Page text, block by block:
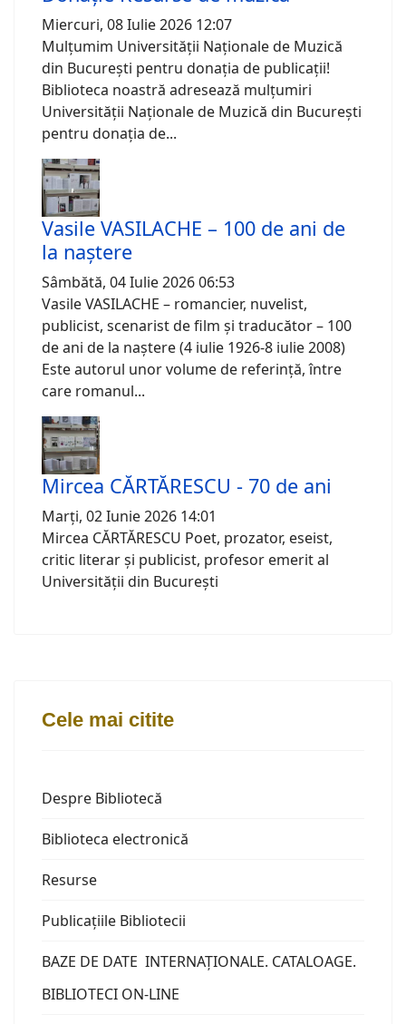
Miercuri, 08 Iulie 2026 12:07
Mulțumim Universității Naționale de Muzică
din București pentru donația de publicații!
Biblioteca noastră adresează mulțumiri
Universității Naționale de Muzică din București
pentru donația de...
Vasile VASILACHE – 100 de ani de
la naștere
Sâmbătă, 04 Iulie 2026 06:53
Vasile VASILACHE – romancier, nuvelist,
publicist, scenarist de film și traducător – 100
de ani de la naștere (4 iulie 1926-8 iulie 2008)
Este autorul unor volume de referință, între
care romanul...
Mircea CĂRTĂRESCU - 70 de ani
Marți, 02 Iunie 2026 14:01
Mircea CĂRTĂRESCU Poet, prozator, eseist,
critic literar și publicist, profesor emerit al
Universității din București
Cele mai citite
Despre Bibliotecă
Biblioteca electronică
Resurse
Publicațiile Bibliotecii
BAZE DE DATE INTERNAȚIONALE. CATALOAGE.
BIBLIOTECI ON-LINE